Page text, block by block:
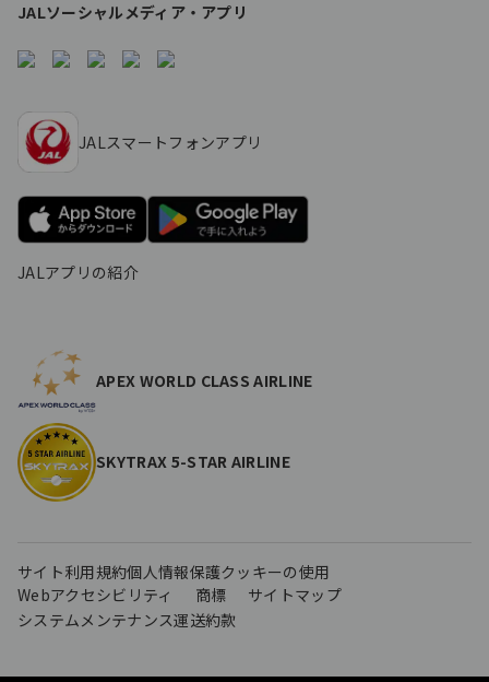
JALソーシャルメディア・アプリ
JALスマートフォンアプリ
JALアプリの紹介
APEX WORLD CLASS AIRLINE
SKYTRAX 5-STAR AIRLINE
サイト利用規約個人情報保護クッキーの使用
Webアクセシビリティ
商標
サイトマップ
システムメンテナンス運送約款